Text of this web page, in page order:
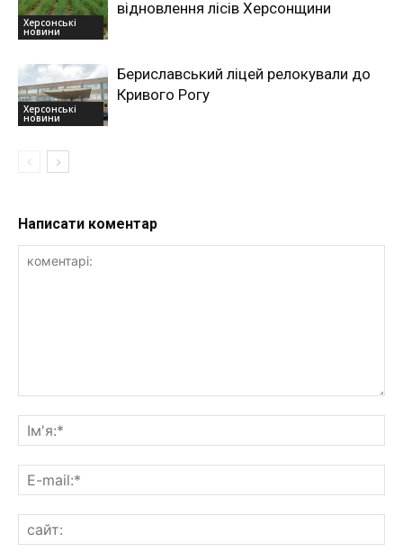
Херсонські
новини
відновлення лісів Херсонщини
Херсонські
новини
Бериславський ліцей релокували до
Кривого Рогу
Написати коментар